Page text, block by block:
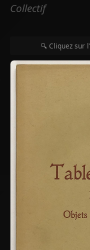
Collectif
🔍 Cliquez sur